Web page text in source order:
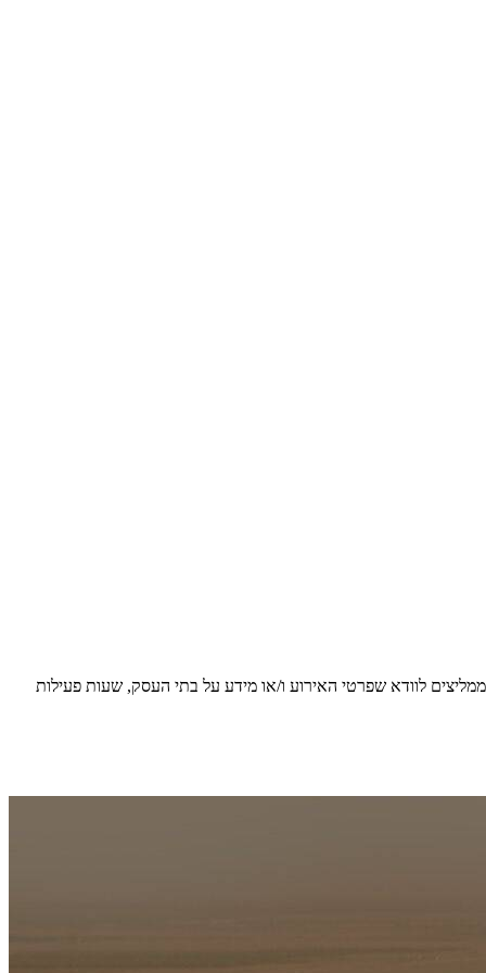
לוודא שפרטי האירוע ו/או מידע על בתי העסק, שעות פעילות